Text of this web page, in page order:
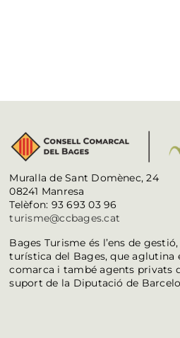
Muralla de Sant Domènec, 24
08241 Manresa
Telèfon: 93 693 03 96
turisme@ccbages.cat
Bages Turisme és l’ens de
turística del Bages, que aglutina
comarca i també agents privats
suport de la Diputació de